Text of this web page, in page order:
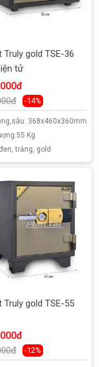
Truly gold TSE-36
tử
-14%
368x460x360mm
Kg
trắng, gold
Truly gold TSE-55
-12%